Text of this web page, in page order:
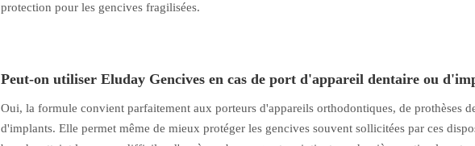
protection pour les gencives fragilisées.
Peut-on utiliser Eluday Gencives en cas de port d'appareil dentaire ou
Oui, la formule convient parfaitement aux porteurs d'appareils orthodontiques, de prothèses
d'implants. Elle permet même de mieux protéger les gencives souvent sollicitées par ces